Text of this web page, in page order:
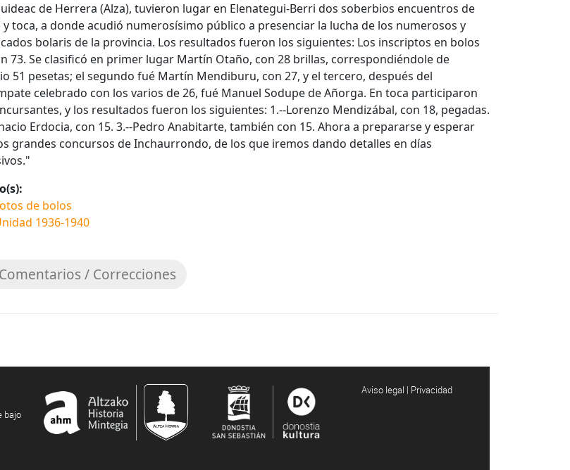
de Herrera (Alza), tuvieron lugar en Elenategui-Berri dos soberbios encuentros de
y toca, a donde acudió numerosísimo público a presenciar la lucha de los numerosos y
bolaris de la provincia. Los resultados fueron los siguientes: Los inscriptos en bolos
73. Se clasificó en primer lugar Martín Otaño, con 28 brillas, correspondiéndole de
51 pesetas; el segundo fué Martín Mendiburu, con 27, y el tercero, después del
celebrado con los varios de 26, fué Manuel Sodupe de Añorga. En toca participaron
y los resultados fueron los siguientes: 1.--Lorenzo Mendizábal, con 18, pegadas.
Erdocia, con 15. 3.--Pedro Anabitarte, también con 15. Ahora a prepararse y esperar
grandes concursos de Inchaurrondo, de los que iremos dando detalles en días
de bolos
1936-1940
Comentarios / Correcciones
bajo
Aviso legal | Privacidad